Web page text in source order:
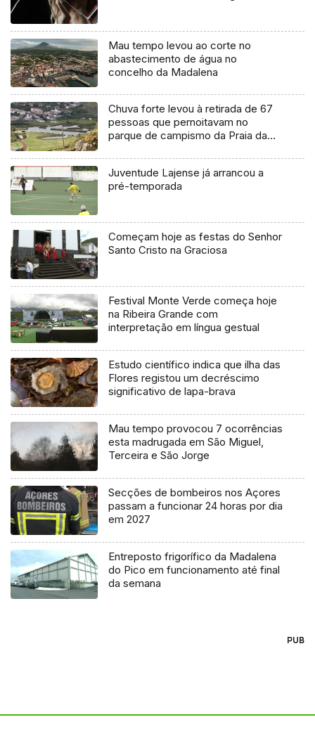
Mau tempo levou ao corte no
abastecimento de água no
concelho da Madalena
Chuva forte levou à retirada de 67
pessoas que pernoitavam no
parque de campismo da Praia da
Juventude Lajense já arrancou a
pré-temporada
Começam hoje as festas do Senhor
Santo Cristo na Graciosa
Festival Monte Verde começa hoje
na Ribeira Grande com
interpretação em língua gestual
Estudo científico indica que ilha das
Flores registou um decréscimo
significativo de lapa-brava
Mau tempo provocou 7 ocorrências
esta madrugada em São Miguel,
Terceira e São Jorge
Secções de bombeiros nos Açores
passam a funcionar 24 horas por dia
em 2027
Entreposto frigorífico da Madalena
do Pico em funcionamento até final
da semana
PUB